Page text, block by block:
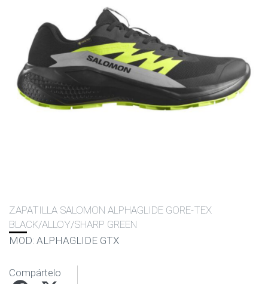
ZAPATILLA SALOMON ALPHAGLIDE GORE-TEX
BLACK/ALLOY/SHARP GREEN
MOD: ALPHAGLIDE GTX
Compártelo